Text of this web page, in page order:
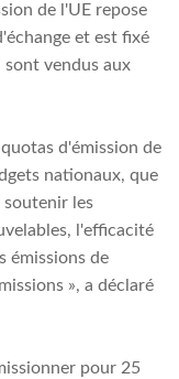
de l'UE repose
et est fixé
sont vendus aux
d'émission de
nationaux, que
soutenir les
l'efficacité
émissions de
», a déclaré
pour 25